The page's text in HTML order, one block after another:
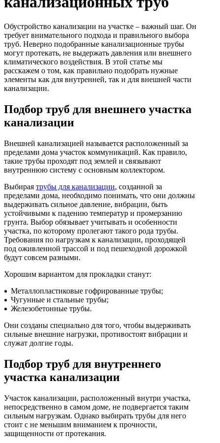
Обустройство канализации на участке – важный шаг. Он
требует внимательного подхода и правильного выбора
труб. Неверно подобранные канализационные трубы
могут протекать, не выдержать давления или внешнего
климатического воздействия. В этой статье мы
расскажем о том, как правильно подобрать нужные
элементы как для внутренней, так и для внешней части
канализации.
Подбор труб для внешнего участка
канализации
Внешней канализацией называется расположенный за
пределами дома участок коммуникаций. Как правило,
такие трубы проходят под землей и связывают
внутреннюю систему с основным коллектором.
Выбирая трубы для канализации, созданной за
пределами дома, необходимо понимать, что они должны
выдерживать сильное давление, вибрации, быть
устойчивыми к падению температур и промерзанию
грунта. Выбор обязывает учитывать и особенности
участка, по которому пролегают такого рода трубы.
Требования по нагрузкам к канализации, проходящей
под оживленной трассой и под пешеходной дорожкой
будут совсем разными.
Хорошим вариантом для прокладки станут:
Металлопластиковые гофрированные трубы;
Чугунные и стальные трубы;
Железобетонные трубы.
Они созданы специально для того, чтобы выдерживать
сильные внешние нагрузки, противостоят вибрации и
служат долгие годы.
Подбор труб для внутреннего
участка канализации
Участок канализации, расположенный внутри участка,
непосредственно в самом доме, не подвергается таким
сильным нагрузкам. Однако выбирать трубы для него
стоит с не меньшим вниманием к прочности,
защищенности от протекания.
Алюминиевые радиаторы отопления
Биметаллические радиаторы отопления
Развернуть(4)
Раковины в ванную комнату
Кронштейны для раковины
Пьедестал для раковин в ванную
Ревизионные люки
СЕРИЯ АРРЗ Аллюминиевый.выталкивающий
механизм(открытие нажатием). регулируемый
СЕРИЯ ЛН (скрытый)
СЕРИЯ ЛПК
Сифоны и сливы
Гофрированные трубы для сифонов
Гофрированные трубы и манжеты для унитаза
Сифоны
Развернуть(2)
Смесители и комплектующие
Россинка-ТВК
Смесители для ванной комнаты
Унитазы. писсуары. биде
Биде
Комплектующие для унитазов и инсталляциий
Писсуары
Герметик. клей. пена
Изоляция для труб